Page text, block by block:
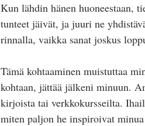
Kun lähdin hänen huoneestaan,
tunteet jäivät, ja juuri ne
rinnalla, vaikka sanat joskus
Tämä kohtaaminen muistuttaa
kohtaan, jättää jälkeni minuun.
kirjoista tai verkkokursseilta.
miten paljon he inspiroivat